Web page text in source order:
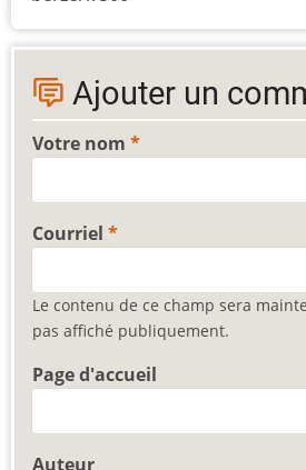
Ajouter un
Votre nom
Courriel
Le contenu de ce champ sera
pas affiché publiquement.
Page d'accueil
Auteur